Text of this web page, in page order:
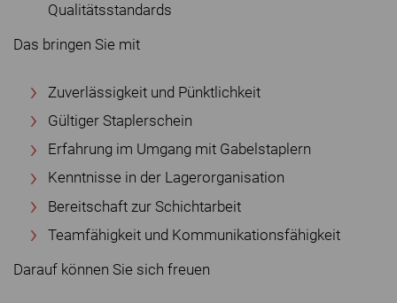
Qualitätsstandards
Das bringen Sie mit
Zuverlässigkeit und Pünktlichkeit
Gültiger Staplerschein
Erfahrung im Umgang mit Gabelstaplern
Kenntnisse in der Lagerorganisation
Bereitschaft zur Schichtarbeit
Teamfähigkeit und Kommunikationsfähigkeit
Darauf können Sie sich freuen